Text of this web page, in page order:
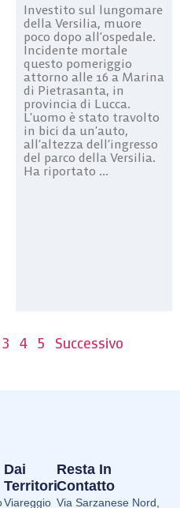
Investito sul lungomare
della Versilia, muore
poco dopo all’ospedale.
Incidente mortale
questo pomeriggio
attorno alle 16 a Marina
di Pietrasanta, in
provincia di Lucca.
L’uomo è stato travolto
in bici da un’auto,
all’altezza dell’ingresso
del parco della Versilia.
Ha riportato ...
3 4 5 Successivo
Dai
Territori
Viareggio
Resta In
Contatto
Via Sarzanese Nord,